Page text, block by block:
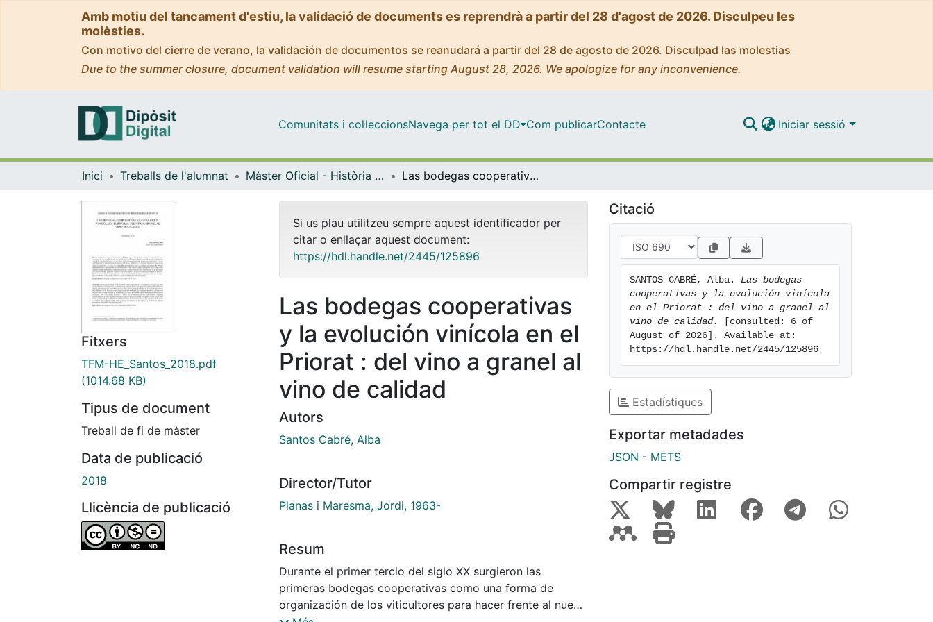
Amb motiu del tancament d'estiu, la validació de documents es reprendrà a partir del 28 d'agost de 2026. Disculpeu les
molèsties.
Con motivo del cierre de verano, la validación de documentos se reanudará a partir del 28 de agosto de 2026. Disculpad las molestias
Due to the summer closure, document validation will resume starting August 28, 2026. We apologize for any inconvenience.
Comunitats i col·leccionsNavega per tot el DD Com publicarContacte Iniciar sessió
Inici Treballs de l'alumnat Màster Oficial - Història Econòmica Las bodegas cooperativas y la evolución vinícola en el Priorat : del vino a granel al vino de calidad
Fitxers
TFM-HE_Santos_2018.pdf
(1014.68 KB)
Tipus de document
Treball de fi de màster
Data de publicació
2018
Llicència de publicació
Si us plau utilitzeu sempre aquest identificador per
citar o enllaçar aquest document:
https://hdl.handle.net/2445/125896
Las bodegas cooperativas
y la evolución vinícola en el
Priorat : del vino a granel al
vino de calidad
Autors
Santos Cabré, Alba
Director/Tutor
Planas i Maresma, Jordi, 1963-
Resum
Durante el primer tercio del siglo XX surgieron las
primeras bodegas cooperativas como una forma de
organización de los viticultores para hacer frente al nuevo
Citació
SANTOS CABRÉ, Alba. Las bodegas
cooperativas y la evolución vinícola
en el Priorat : del vino a granel al
vino de calidad.
[consulted: 6 of
August of 2026]. Available at:
https://hdl.handle.net/2445/125896
Estadístiques
Exportar metadades
JSON - METS
Compartir registre